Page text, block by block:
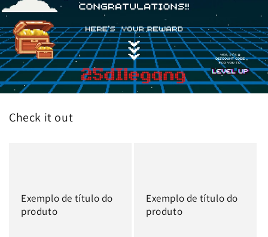
Check it out
Exemplo de título do
produto
Exemplo de título do
produto